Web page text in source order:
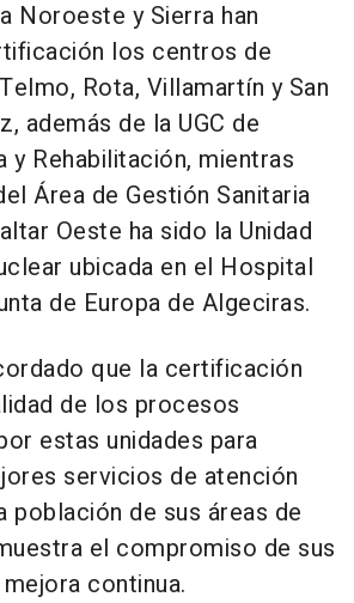
Noroeste y Sierra han
los centros de
Rota, Villamartín y San
además de la UGC de
y Rehabilitación, mientras
Área de Gestión Sanitaria
Oeste ha sido la Unidad
ubicada en el Hospital
de Europa de Algeciras.
que la certificación
de los procesos
estas unidades para
servicios de atención
población de sus áreas de
el compromiso de sus
continua.